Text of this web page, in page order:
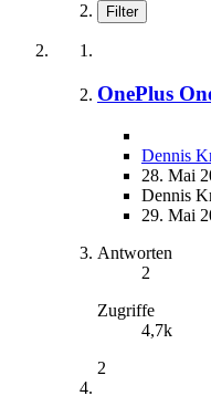
Filter
OnePlus
Dennis
28. Mai
Dennis
29. Mai
Antworten
2
Zugriffe
4,7k
2